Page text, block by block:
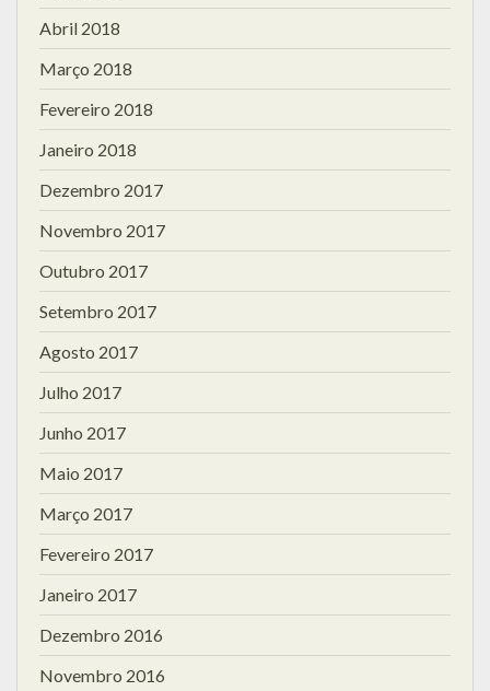
Abril 2018
Março 2018
Fevereiro 2018
Janeiro 2018
Dezembro 2017
Novembro 2017
Outubro 2017
Setembro 2017
Agosto 2017
Julho 2017
Junho 2017
Maio 2017
Março 2017
Fevereiro 2017
Janeiro 2017
Dezembro 2016
Novembro 2016